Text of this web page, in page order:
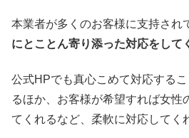
本業者が多くのお客様に支持され
にとことん寄り添った対応をして
公式HPでも真心こめて対応する
るほか、お客様が希望すれば女性
てくれるなど、柔軟に対応してく